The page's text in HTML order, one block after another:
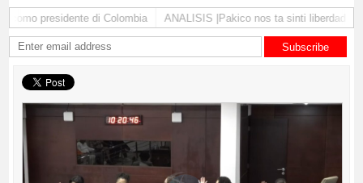
presidente di Colombia ANALISIS |Pakico nos ta sinti liberdad pa
Subscribe